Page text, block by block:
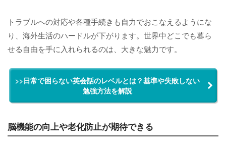
トラブルへの対応や各種手続きも自力でおこなえるようにな
り、海外生活のハードルが下がります。世界中どこでも暮ら
せる自由を手に入れられるのは、大きな魅力です。
>>日常で困らない英会話のレベルとは？基準や失敗しない
勉強方法を解説
脳機能の向上や老化防止が期待できる